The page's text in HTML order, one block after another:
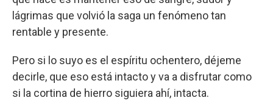
lágrimas que volvió la saga un fenómeno tan
rentable y presente.
Pero si lo suyo es el espíritu ochentero, déjeme
decirle, que eso está intacto y va a disfrutar como
si la cortina de hierro siguiera ahí, intacta.